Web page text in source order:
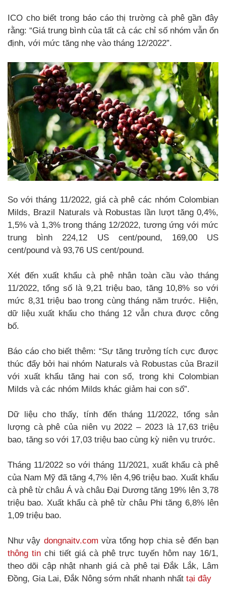
ICO cho biết trong báo cáo thị trường cà phê gần đây
rằng: “Giá trung bình của tất cả các chỉ số nhóm vẫn ổn
định, với mức tăng nhẹ vào tháng 12/2022”.
So với tháng 11/2022, giá cà phê các nhóm Colombian
Milds, Brazil Naturals và Robustas lần lượt tăng 0,4%,
1,5% và 1,3% trong tháng 12/2022, tương ứng với mức
trung bình 224,12 US cent/pound, 169,00 US
cent/pound và 93,76 US cent/pound.
Xét đến xuất khẩu cà phê nhân toàn cầu vào tháng
11/2022, tổng số là 9,21 triệu bao, tăng 10,8% so với
mức 8,31 triệu bao trong cùng tháng năm trước. Hiện,
dữ liệu xuất khẩu cho tháng 12 vẫn chưa được công
bố.
Báo cáo cho biết thêm: “Sự tăng trưởng tích cực được
thúc đẩy bởi hai nhóm Naturals và Robustas của Brazil
với xuất khẩu tăng hai con số, trong khi Colombian
Milds và các nhóm Milds khác giảm hai con số”.
Dữ liệu cho thấy, tính đến tháng 11/2022, tổng sản
lượng cà phê của niên vụ 2022 – 2023 là 17,63 triệu
bao, tăng so với 17,03 triệu bao cùng kỳ niên vụ trước.
Tháng 11/2022 so với tháng 11/2021, xuất khẩu cà phê
của Nam Mỹ đã tăng 4,7% lên 4,96 triệu bao. Xuất khẩu
cà phê từ châu Á và châu Đại Dương tăng 19% lên 3,78
triệu bao. Xuất khẩu cà phê từ châu Phi tăng 6,8% lên
1,09 triệu bao.
Như vậy dongnaitv.com vừa tổng hợp chia sẻ đến bạn
thông tin chi tiết giá cà phê trực tuyến hôm nay 16/1,
theo dõi cập nhật nhanh giá cà phê tại Đắk Lắk, Lâm
Đồng, Gia Lai, Đắk Nông sớm nhất nhanh nhất tại đây